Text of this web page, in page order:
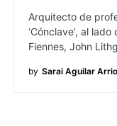
Arquitecto de
‘Cónclave’, al
Fiennes, John
by Sarai Aguilar